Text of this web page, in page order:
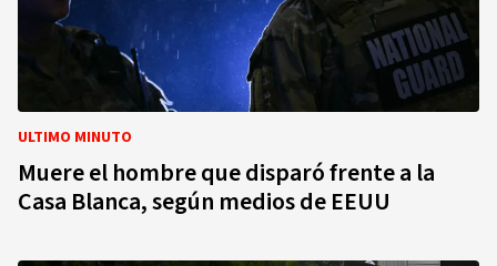
ULTIMO MINUTO
Muere el hombre que disparó frente a la
Casa Blanca, según medios de EEUU